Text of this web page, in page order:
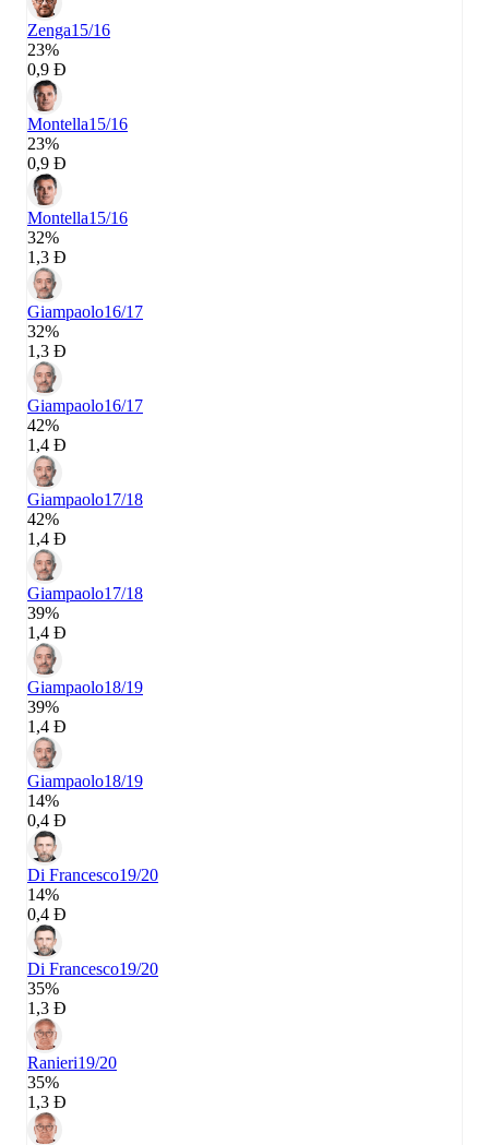
Zenga15/16
23%
0,9 Đ
Montella15/16
23%
0,9 Đ
Montella15/16
32%
1,3 Đ
Giampaolo16/17
32%
1,3 Đ
Giampaolo16/17
42%
1,4 Đ
Giampaolo17/18
42%
1,4 Đ
Giampaolo17/18
39%
1,4 Đ
Giampaolo18/19
39%
1,4 Đ
Giampaolo18/19
14%
0,4 Đ
Di Francesco19/20
14%
0,4 Đ
Di Francesco19/20
35%
1,3 Đ
Ranieri19/20
35%
1,3 Đ